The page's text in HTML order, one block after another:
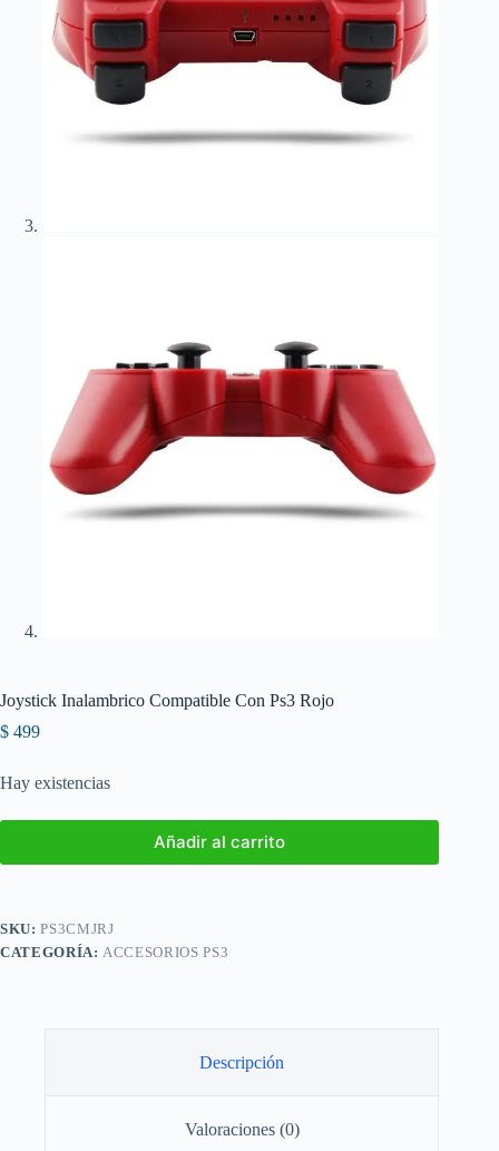
Joystick Inalambrico Compatible Con Ps3 Rojo
$ 499
Hay existencias
Añadir al carrito
SKU:PS3CMJRJ
CATEGORÍA: ACCESORIOS PS3
Descripción
Valoraciones (0)